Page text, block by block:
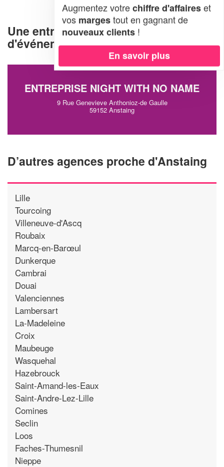
Une entreprise d'organisation
d'événements à Anstaing (59152)
ENTREPRISE NIGHT WITH NO NAME
9 Rue Genevieve Anthonioz-de Gaulle
59152 Anstaing
D’autres agences proche d'Anstaing
Lille
Tourcoing
Villeneuve-d'Ascq
Roubaix
Marcq-en-Barœul
Dunkerque
Cambrai
Douai
Valenciennes
Lambersart
La-Madeleine
Croix
Maubeuge
Wasquehal
Hazebrouck
Saint-Amand-les-Eaux
Saint-Andre-Lez-Lille
Comines
Seclin
Loos
Faches-Thumesnil
Nieppe
Augmentez votrechiffre d'affaireset
vos margestout en gagnant de
nouveaux clients !
En savoir plus